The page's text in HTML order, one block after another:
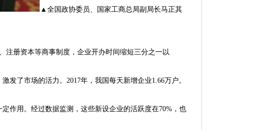
▲全国政协委员、国家工商总局副局长马正其
册资本等商事制度，企业开办时间缩短三分之一以
了市场的活力。2017年，我国每天新增企业1.66万户。
用。经过数据监测，这些新设企业的活跃度在70%，也